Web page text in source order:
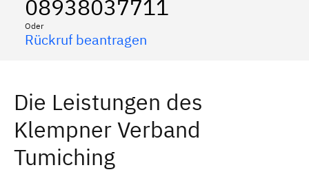
08938037711
Oder
Rückruf beantragen
Die Leistungen des
Klempner Verband
Tumiching